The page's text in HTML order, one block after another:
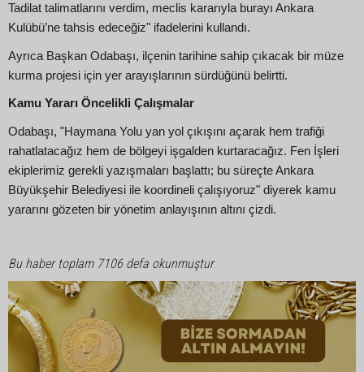
Tadilat talimatlarını verdim, meclis kararıyla burayı Ankara
Kulübü’ne tahsis edeceğiz" ifadelerini kullandı.
Ayrıca Başkan Odabaşı, ilçenin tarihine sahip çıkacak bir müze
kurma projesi için yer arayışlarının sürdüğünü belirtti.
Kamu Yararı Öncelikli Çalışmalar
Odabaşı, "Haymana Yolu yan yol çıkışını açarak hem trafiği
rahatlatacağız hem de bölgeyi işgalden kurtaracağız. Fen İşleri
ekiplerimiz gerekli yazışmaları başlattı; bu süreçte Ankara
Büyükşehir Belediyesi ile koordineli çalışıyoruz" diyerek kamu
yararını gözeten bir yönetim anlayışının altını çizdi.
Bu haber toplam 7106 defa okunmuştur